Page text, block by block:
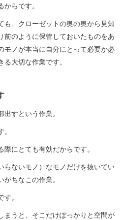
らです。
も、クローゼットの奥の奥から見知
前のように保管しておいたものをあ
モノが本当に自分にとって必要か必
大切な作業です。
すという作業。
にとても有効だからです。
らないモノ）なモノだけを抜いてい
ちなこの作業。
。
まうと、そこだけぽっかりと空間が